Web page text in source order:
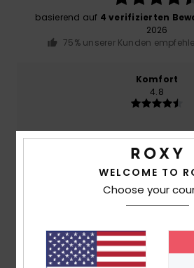
basierend auf 4 verifizierten
2026
75% unserer Kunden
Komfort
4.8
Preis-Leistungs-
4.5
Größe
Farbe
WELCOME TO
Choose your